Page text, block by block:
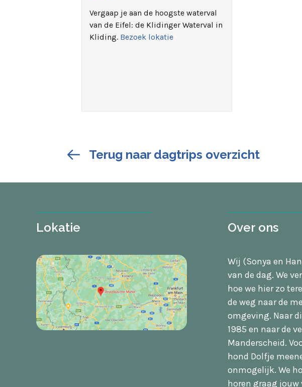
Vergaap je aan de hoogste waterval
van de Eifel: de Klidinger Waterval in
Kliding. Bezoek lokatie
Terug naar dagtrips overzicht
Lokatie Over ons
Wij (Sonya en
van de dag. We
hoe we hier zo
de weg naar de
omgeving. Naar
1985 en naar de
Manderscheid.
hond Dolfje
onmogelijk. We
horen graag jouw